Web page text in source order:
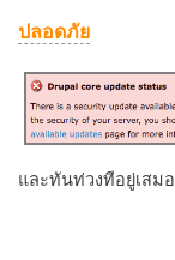
ปลอดภัย
และทันท่วงทีอยู่เสมอ